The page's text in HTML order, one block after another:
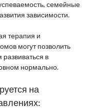
семейные
зависимости.
терапия и
могут позволить
в
нормально.
на